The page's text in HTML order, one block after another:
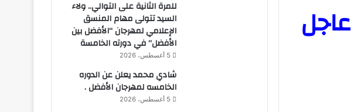
للمرة الثانية على التوالي.. ولاء
السيد تتولى مهام المنسق
الإعلامي لمهرجان “الأفضل بين
الأفضل” في دورته الخامسة
5 أغسطس، 2026
شادي محمد يعلن عن الدوره
الخامسه لمهرجان الأفضل .
5 أغسطس، 2026